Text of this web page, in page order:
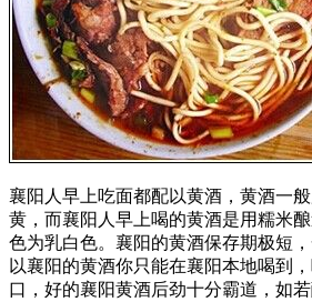
襄阳人早上吃面都配以黄酒，黄酒一
黄，而襄阳人早上喝的黄酒是用糯米
色为乳白色。襄阳的黄酒保存期极短
以襄阳的黄酒你只能在襄阳本地喝到
口，好的襄阳黄酒后劲十分霸道，如